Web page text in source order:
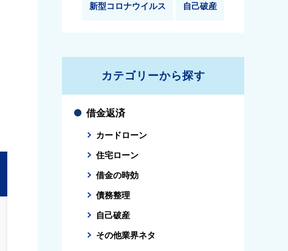
新型コロナウイルス 自己破産
カテゴリーから探す
借金返済
カードローン
住宅ローン
借金の時効
債務整理
自己破産
その他業界ネタ